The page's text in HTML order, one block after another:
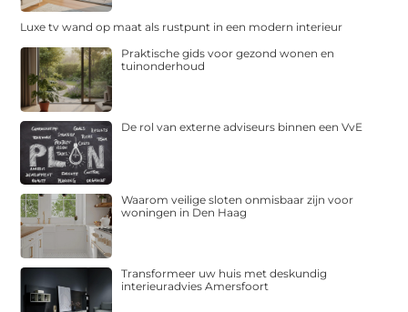
Luxe tv wand op maat als rustpunt in een modern interieur
Praktische gids voor gezond wonen en
tuinonderhoud
De rol van externe adviseurs binnen een VvE
Waarom veilige sloten onmisbaar zijn voor
woningen in Den Haag
Transformeer uw huis met deskundig
interieuradvies Amersfoort